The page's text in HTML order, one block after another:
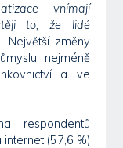
vnímají
to, že lidé
Největší změny
nejméně
a ve
respondentů
(57,6 %)